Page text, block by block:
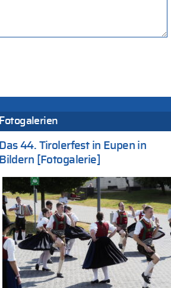
Fotogalerien
Das 44. Tirolerfest in Eupen in
Bildern [Fotogalerie]